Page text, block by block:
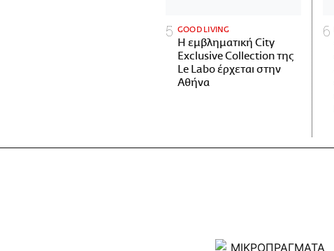
GOOD LIVING
Η εμβληματική City
Exclusive Collection της
Le Labo έρχεται στην
Αθήνα